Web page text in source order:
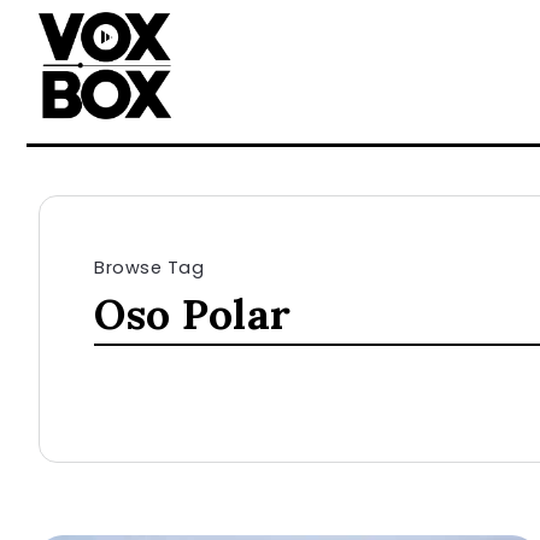
Browse Tag
Oso Polar